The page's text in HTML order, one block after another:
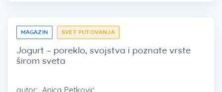
MAGAZIN SVET PUTOVANJA
Jogurt – poreklo, svojstva i poznate vrste
širom sveta
autor: Anica Petković